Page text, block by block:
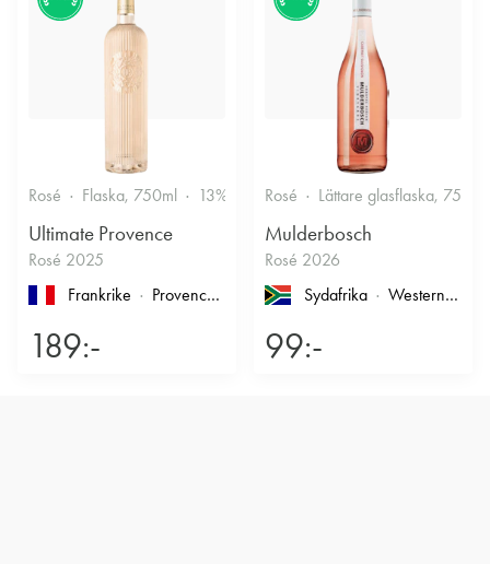
Rosé Flaska, 750ml 13% Friskt & Bärigt
Ultimate Provence
Rosé 2025
Frankrike
Provence , Côtes de Provence
189:-
Rosé Lättare glasflaska, 750ml
Mulderbosch
Rosé 2026
Sydafrika
Western Cape
99:-